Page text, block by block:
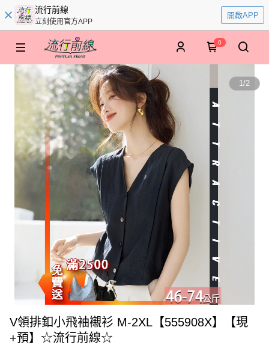
流行前線
立刻使用官方APP
開啟APP
0
1/2
V領排釦小飛袖襯衫 M-2XL【555908X】【現
+預】☆流行前線☆